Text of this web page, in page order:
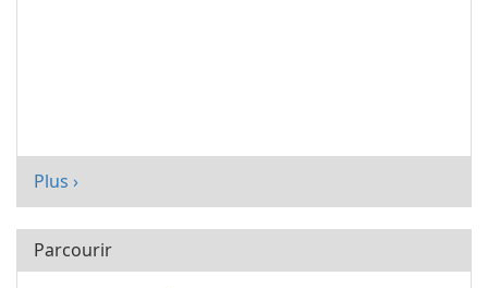
Plus ›
Parcourir